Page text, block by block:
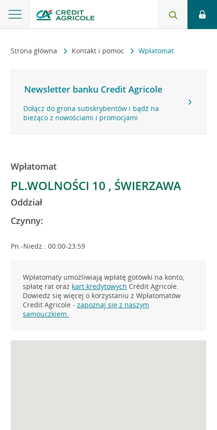
Strona główna Kontakt i pomoc Wpłatomat
Newsletter banku Credit Agricole
Dołącz do grona subskrybentów i bądź na
bieżąco z nowościami i promocjami
Wpłatomat
PL.WOLNOŚCI 10 , ŚWIERZAWA
Oddział
Czynny:
Pn.-Niedz.: 00:00-23:59
Wpłatomaty umożliwiają wpłatę gotówki na konto,
spłatę rat oraz kart kredytowych Crédit Agricole.
Dowiedz się więcej o korzystaniu z Wpłatomatów
Credit Agricole -zapoznaj się z naszym
samouczkiem.